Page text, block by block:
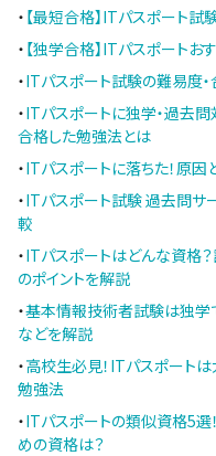
・ 【最短合格】ITパスポート
・ 【独学合格】ITパスポートお
・ITパスポート試験の難易度・
・ITパスポートに独学・過去
合格した勉強法とは
・ITパスポートに落ちた！原因
・ITパスポート試験 過去問サ
較
・ITパスポートはどんな資格
のポイントを解説
・基本情報技術者試験は独学
などを解説
・高校生必見！ITパスポート
勉強法
・ITパスポートの類似資格5選
めの資格は？